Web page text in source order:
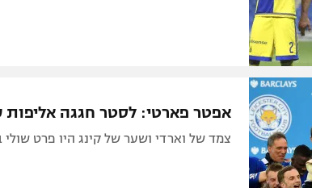
אפטר פארטי: לסטר חגגה אליפות עם 1:3 על
צמד של וארדי ושער של קינג היו פרט